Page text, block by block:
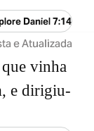
Daniel 7:14
e Atualizada
vinha
e dirigiu-